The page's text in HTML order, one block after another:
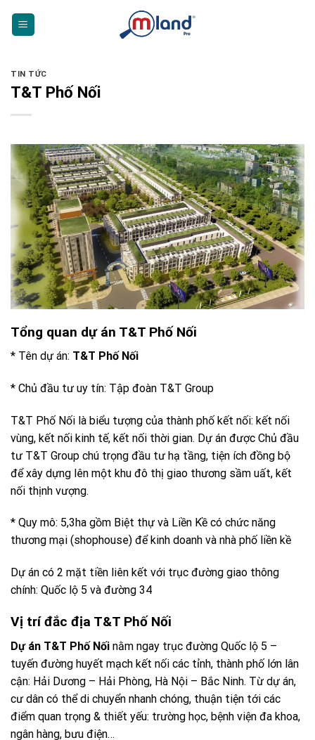
TIN TỨC
T&T Phố Nối
Tổng quan dự án T&T Phố Nối
* Tên dự án: T&T Phố Nối
* Chủ đầu tư uy tín: Tập đoàn T&T Group
T&T Phố Nối là biểu tượng của thành phố kết nối: kết nối
vùng, kết nối kinh tế, kết nối thời gian. Dự án được Chủ đầu
tư T&T Group chú trọng đầu tư hạ tầng, tiện ích đồng bộ
để xây dựng lên một khu đô thị giao thương sầm uất, kết
nối thịnh vượng.
* Quy mô: 5,3ha gồm Biệt thự và Liền Kề có chức năng
thương mại (shophouse) để kinh doanh và nhà phố liền kề
Dự án có 2 mặt tiền liên kết với trục đường giao thông
chính: Quốc lộ 5 và đường 34
Vị trí đắc địa T&T Phố Nối
Dự án T&T Phố Nối nằm ngay trục đường Quốc lộ 5 –
tuyến đường huyết mạch kết nối các tỉnh, thành phố lớn lân
cận: Hải Dương – Hải Phòng, Hà Nội – Bắc Ninh. Từ dự án,
cư dân có thể di chuyển nhanh chóng, thuận tiện tới các
điểm quan trọng & thiết yếu: trường học, bệnh viện đa khoa,
ngân hàng, bưu điện…